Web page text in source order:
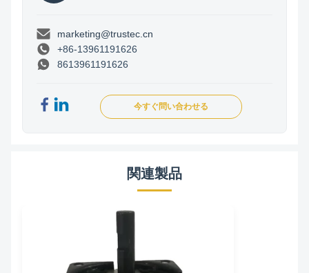
marketing@trustec.cn
+86-13961191626
8613961191626
今すぐ問い合わせる
関連製品